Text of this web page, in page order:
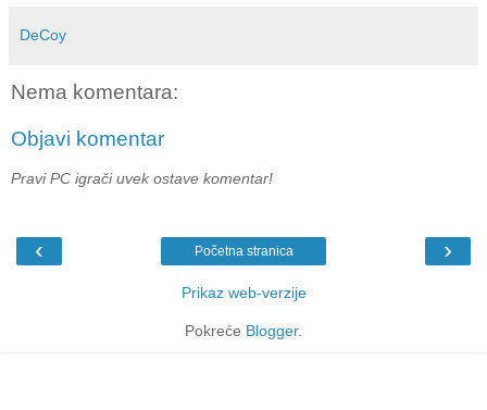
DeCoy
Nema komentara:
Objavi komentar
Pravi PC igrači uvek ostave komentar!
‹ ›
Početna stranica
Prikaz web-verzije
Pokreće Blogger.